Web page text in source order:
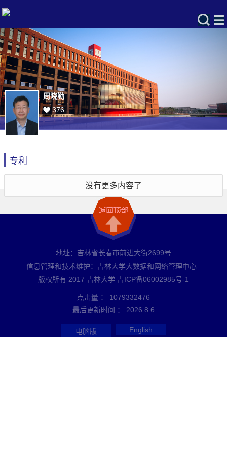
周晓勤
376
专利
没有更多内容了
地址：吉林省长春市前进大街2699号
信息管理和技术维护：吉林大学大数据和网络管理中心
版权所有 2017 吉林大学 吉ICP备06002985号-1
点击量 ： 1079332476
最后更新时间 ： 2026 8 6
电脑版 English